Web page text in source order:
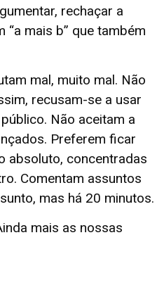
rechaçar a
“a mais b” que também
mal, muito mal. Não
recusam-se a usar
Não aceitam a
Preferem ficar
absoluto, concentradas
Comentam assuntos
mas há 20 minutos.
mais as nossas